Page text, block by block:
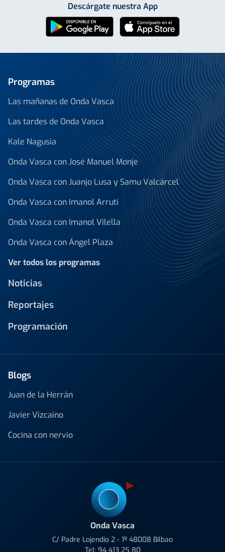
Descárgate nuestra App
Programas
Las mañanas de Onda Vasca
Las tardes de Onda Vasca
Kale Nagusia
Onda Vasca con José Manuel Monje
Onda Vasca con Juanjo Lusa y Samu Valcárcel
Onda Vasca con Imanol Arruti
Onda Vasca con Imanol Vilella
Onda Vasca con Ángel Plaza
Ver todos los programas
Noticias
Reportajes
Programación
Blogs
Juan de la Herrán
Javier Vizcaino
Cocina con nervio
Onda Vasca
C/ Padre Lojendio 2 - 1º 48008 Bilbao
Tel: 94 413 25 80